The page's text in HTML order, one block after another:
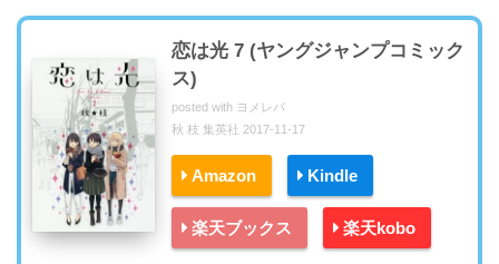
恋は光 7 (ヤングジャンプコミック
ス)
posted with ヨメレバ
秋 枝 集英社 2017-11-17
Amazon Kindle
楽天ブックス 楽天kobo